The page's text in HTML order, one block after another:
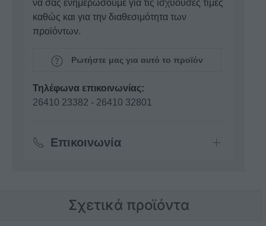
να σας ενημερώσουμε για τις ισχύουσες τιμές
καθώς και για την διαθεσιμότητα των
προϊόντων.
Ρωτήστε μας για αυτό το προϊόν
Τηλέφωνα επικοινωνίας:
26410 23382 - 26410 32801
Επικοινωνία
Σχετικά προϊόντα